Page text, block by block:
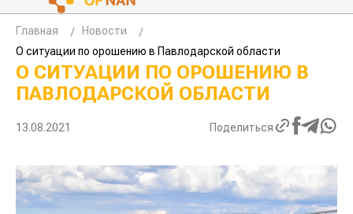
Главная
Новости
О ситуации по орошению в Павлодарской области
О СИТУАЦИИ ПО ОРОШЕНИЮ В
ПАВЛОДАРСКОЙ ОБЛАСТИ
13.08.2021 Поделиться